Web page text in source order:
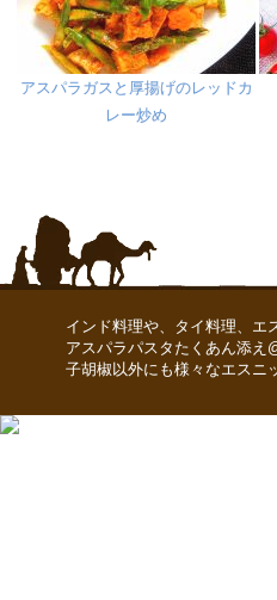
アスパラガスと厚揚げのレッドカ
レー炒め
インド料理や、タイ料理、エ
アスパラパスタたくあん添え
子胡椒以外にも様々なエスニ